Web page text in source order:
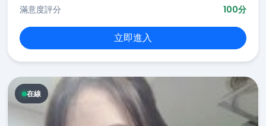
滿意度評分
100分
立即進入
在線